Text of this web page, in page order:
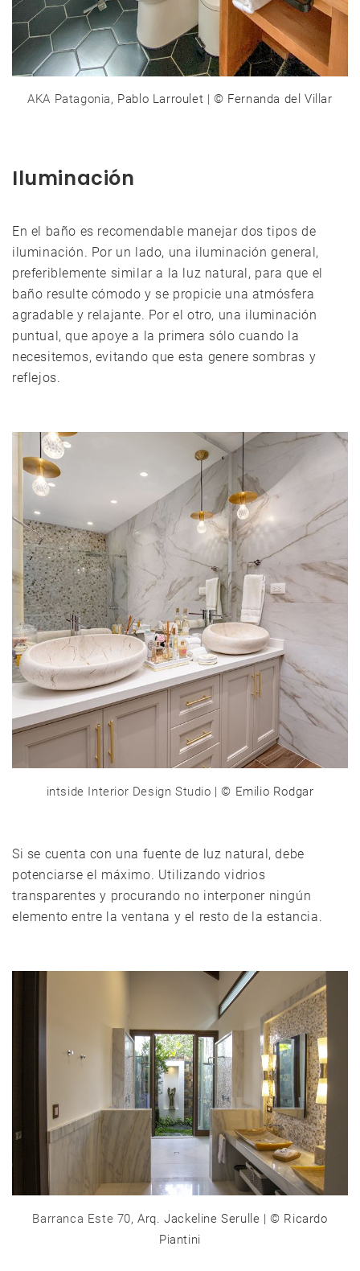
AKA Patagonia, Pablo Larroulet | © Fernanda del Villar
Iluminación
En el baño es recomendable manejar dos tipos de
iluminación. Por un lado, una iluminación general,
preferiblemente similar a la luz natural, para que el
baño resulte cómodo y se propicie una atmósfera
agradable y relajante. Por el otro, una iluminación
puntual, que apoye a la primera sólo cuando la
necesitemos, evitando que esta genere sombras y
reflejos.
intside Interior Design Studio | © Emilio Rodgar
Si se cuenta con una fuente de luz natural, debe
potenciarse el máximo. Utilizando vidrios
transparentes y procurando no interponer ningún
elemento entre la ventana y el resto de la estancia.
Barranca Este 70, Arq. Jackeline Serulle | © Ricardo
Piantini